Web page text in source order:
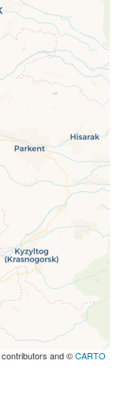
contributors and ©CARTO